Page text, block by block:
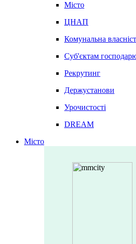
Місто
ЦНАП
Комунальна
Суб'єктам
Рекрутинг
Держустанови
Урочистості
DREAM
Місто